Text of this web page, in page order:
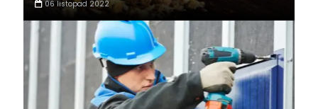
06 listopad 2022